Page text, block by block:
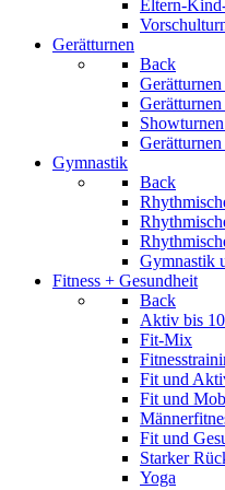
Eltern-
Gerätturnen
Back
Gymnastik
Back
Gymnastik
Fitness + Gesundheit
Back
Aktiv bis
Fit-Mix
Fit und
Fit und
Fit und
Starker
Yoga